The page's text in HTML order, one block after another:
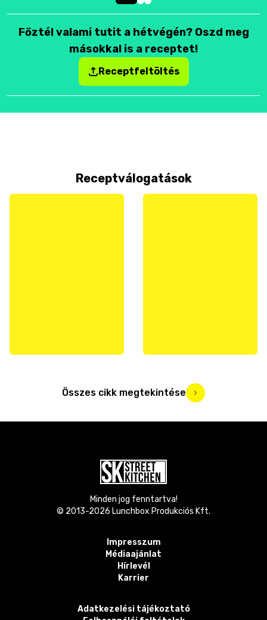
Főztél valami tutit a hétvégén? Oszd meg
másokkal is a receptet!
Receptfeltöltés
Receptválogatások
Összes cikk megtekintése
Minden jog fenntartva!
© 2013-2026 Lunchbox Produkciós Kft.
Impresszum
Médiaajánlat
Hírlevél
Karrier
Adatkezelési tájékoztató